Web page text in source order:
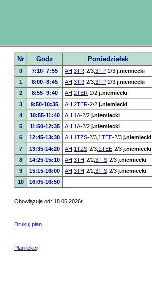
Nr Godz Poniedziałek
0 7:10- 7:55 AH 3TR-2/3, 3TP-2/3 j.niemiecki
1
8:00- 8:45 AH 3TR-2/3, 3TP-2/3 j.niemiecki
2
8:55- 9:40 AH 2TER-2/2 j.niemiecki
3
9:50-10:35 AH 2TER-2/2 j.niemiecki
4
10:55-11:40 AH 1A-2/2 j.niemiecki
5
11:50-12:35 AH 1A-2/2 j.niemiecki
6
12:45-13:30 AH 1TŻS-2/3, 1TEE-2/3 j.niemiecki
7
13:35-14:20 AH 1TŻS-2/3, 1TEE-2/3 j.niemiecki
8
14:25-15:10 AH 3TH-2/2, 3TIS-2/3 j.niemiecki
9
15:15-16:00 AH 3TH-2/2, 3TIS-2/3 j.niemiecki
10
16:05-16:50
Obowiązuje od: 18.05.2026r.
Drukuj plan
Plan lekcji